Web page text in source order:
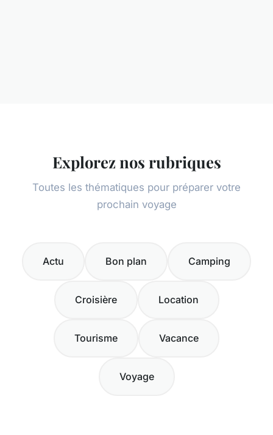
Explorez nos rubriques
Toutes les thématiques pour préparer votre
prochain voyage
Actu Bon plan Camping
Croisière Location
Tourisme Vacance
Voyage